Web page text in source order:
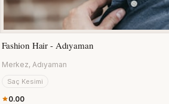
Fashion Hair - Adıyaman
Merkez, Adıyaman
Saç Kesimi
0.00